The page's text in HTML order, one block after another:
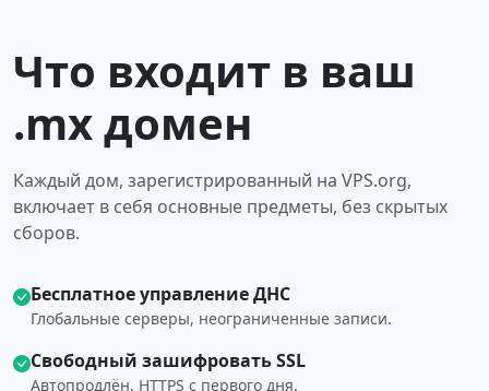
Что входит в ваш
.mx домен
Каждый дом, зарегистрированный на VPS.org,
включает в себя основные предметы, без скрытых
сборов.
Бесплатное управление ДНС
Глобальные серверы, неограниченные записи.
Свободный зашифровать SSL
Автопродлён, HTTPS с первого дня.